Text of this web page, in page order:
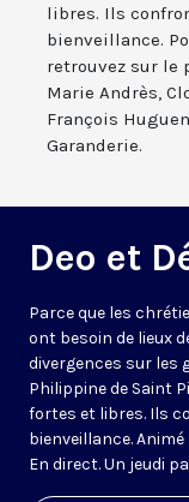
libres. Ils
bienveillance.
retrouvez sur le
Marie Andrès,
François
Garanderie.
Deo et
Parce que les
ont besoin de lieux
divergences sur les
Philippine de Saint
fortes et libres. Ils
bienveillance.
En direct. Un jeudi